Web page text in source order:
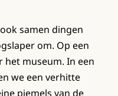
samen dingen
om. Op een
het museum. In een
we een verhitte
piemels van de